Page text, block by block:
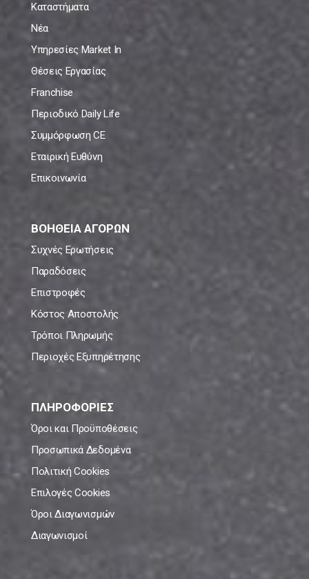
Καταστήματα
Νέα
Υπηρεσίες Market In
Θέσεις Εργασίας
Franchise
Περιοδικό Daily Life
Συμμόρφωση CE
Εταιρική Ευθύνη
Επικοινωνία
ΒΟΗΘΕΙΑ ΑΓΟΡΩΝ
Συχνές Ερωτήσεις
Παραδόσεις
Επιστροφές
Κόστος Αποστολής
Τρόποι Πληρωμής
Περιοχές Εξυπηρέτησης
ΠΛΗΡΟΦΟΡΙΕΣ
Όροι και Προϋποθέσεις
Προσωπικά Δεδομένα
Πολιτική Cookies
Επιλογές Cookies
Όροι Διαγωνισμών
Διαγωνισμοί